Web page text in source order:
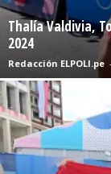
Thalía Valdivia,
2024
Redacción ELPOLI.pe -